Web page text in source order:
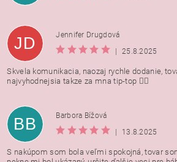
JD
Jennifer Drugdová
|
25.8.2025
Skvela komunikacia, naozaj rychle dodanie,
najvyhodnejsia takze za mna tip-top 👍🏻
BB
Barbora Bížová
|
13.8.2025
S nakúpom som bola veľmi spokojná, tovar